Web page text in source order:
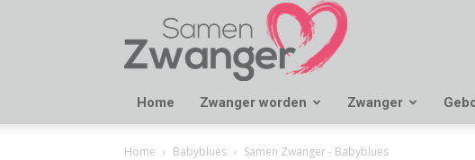
Samen
Zwanger
Home Zwanger worden Zwanger
Home Babyblues Samen Zwanger - Babyblues